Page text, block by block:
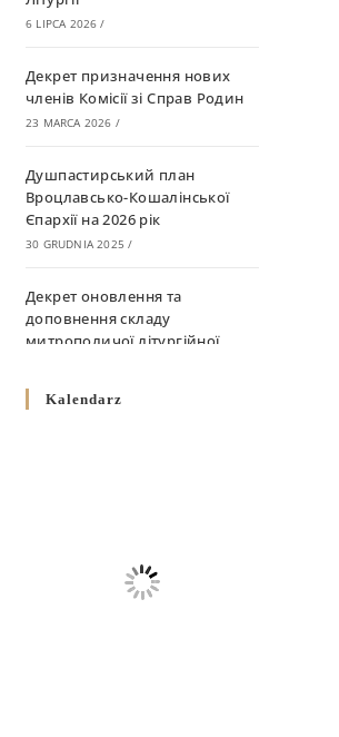
6 LIPCA 2026 /
Декрет призначення нових
членів Комісії зі Справ Родин
23 MARCA 2026 /
Душпастирський план
Вроцлавсько-Кошалінської
Єпархії на 2026 рік
30 GRUDNIA 2025 /
Декрет оновлення та
доповнення складу
митрополичої літургійної
10 GRUDNIA 2025
Декрет про відзначення
Великодня і всіх рухомих
Kalendarz